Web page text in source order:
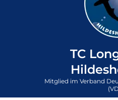
TC
Mitglied im Verband